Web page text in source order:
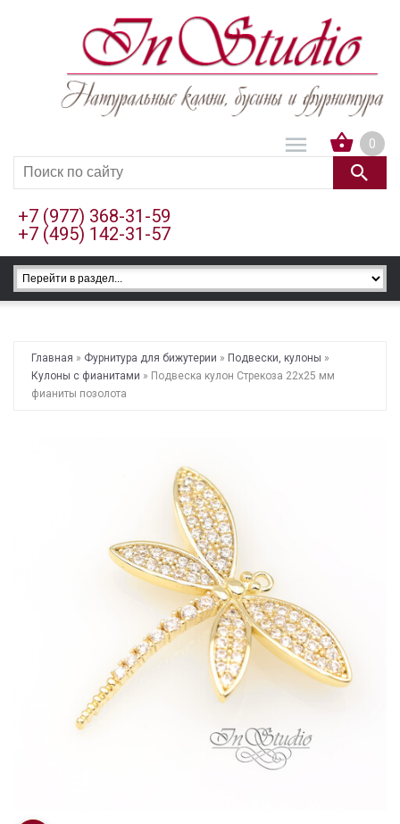
0
+7 (977) 368-31-59
+7 (495) 142-31-57
Главная » Фурнитура для бижутерии » Подвески, кулоны »
Кулоны с фианитами » Подвеска кулон Стрекоза 22х25 мм
фианиты позолота